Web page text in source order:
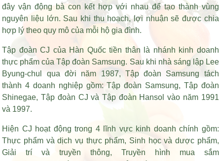
đây vận động bà con kết hợp với nhau để tạo thành vùng
nguyên liệu lớn. Sau khi thu hoạch, lợi nhuận sẽ được chia
hợp lý theo quy mô của mỗi hộ gia đình.
Tập đoàn CJ của Hàn Quốc tiền thân là nhánh kinh doanh
thực phẩm của Tập đoàn Samsung. Sau khi nhà sáng lập Lee
Byung-chul qua đời năm 1987, Tập đoàn Samsung tách
thành 4 doanh nghiệp gồm: Tập đoàn Samsung, Tập đoàn
Shinegae, Tập đoàn CJ và Tập đoàn Hansol vào năm 1991
và 1997.
Hiện CJ hoạt động trong 4 lĩnh vực kinh doanh chính gồm:
Thực phẩm và dịch vụ thực phẩm, Sinh học và dược phẩm,
Giải trí và truyền thông, Truyền hình mua sắm